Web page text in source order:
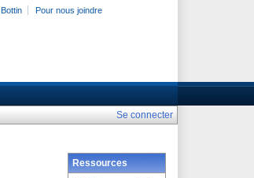
Bottin Pour nous joindre
Se connecter
Ressources